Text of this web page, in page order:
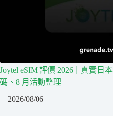
Joytel eSIM 評價 2026｜真實日
碼、8 月活動整理
2026/08/06